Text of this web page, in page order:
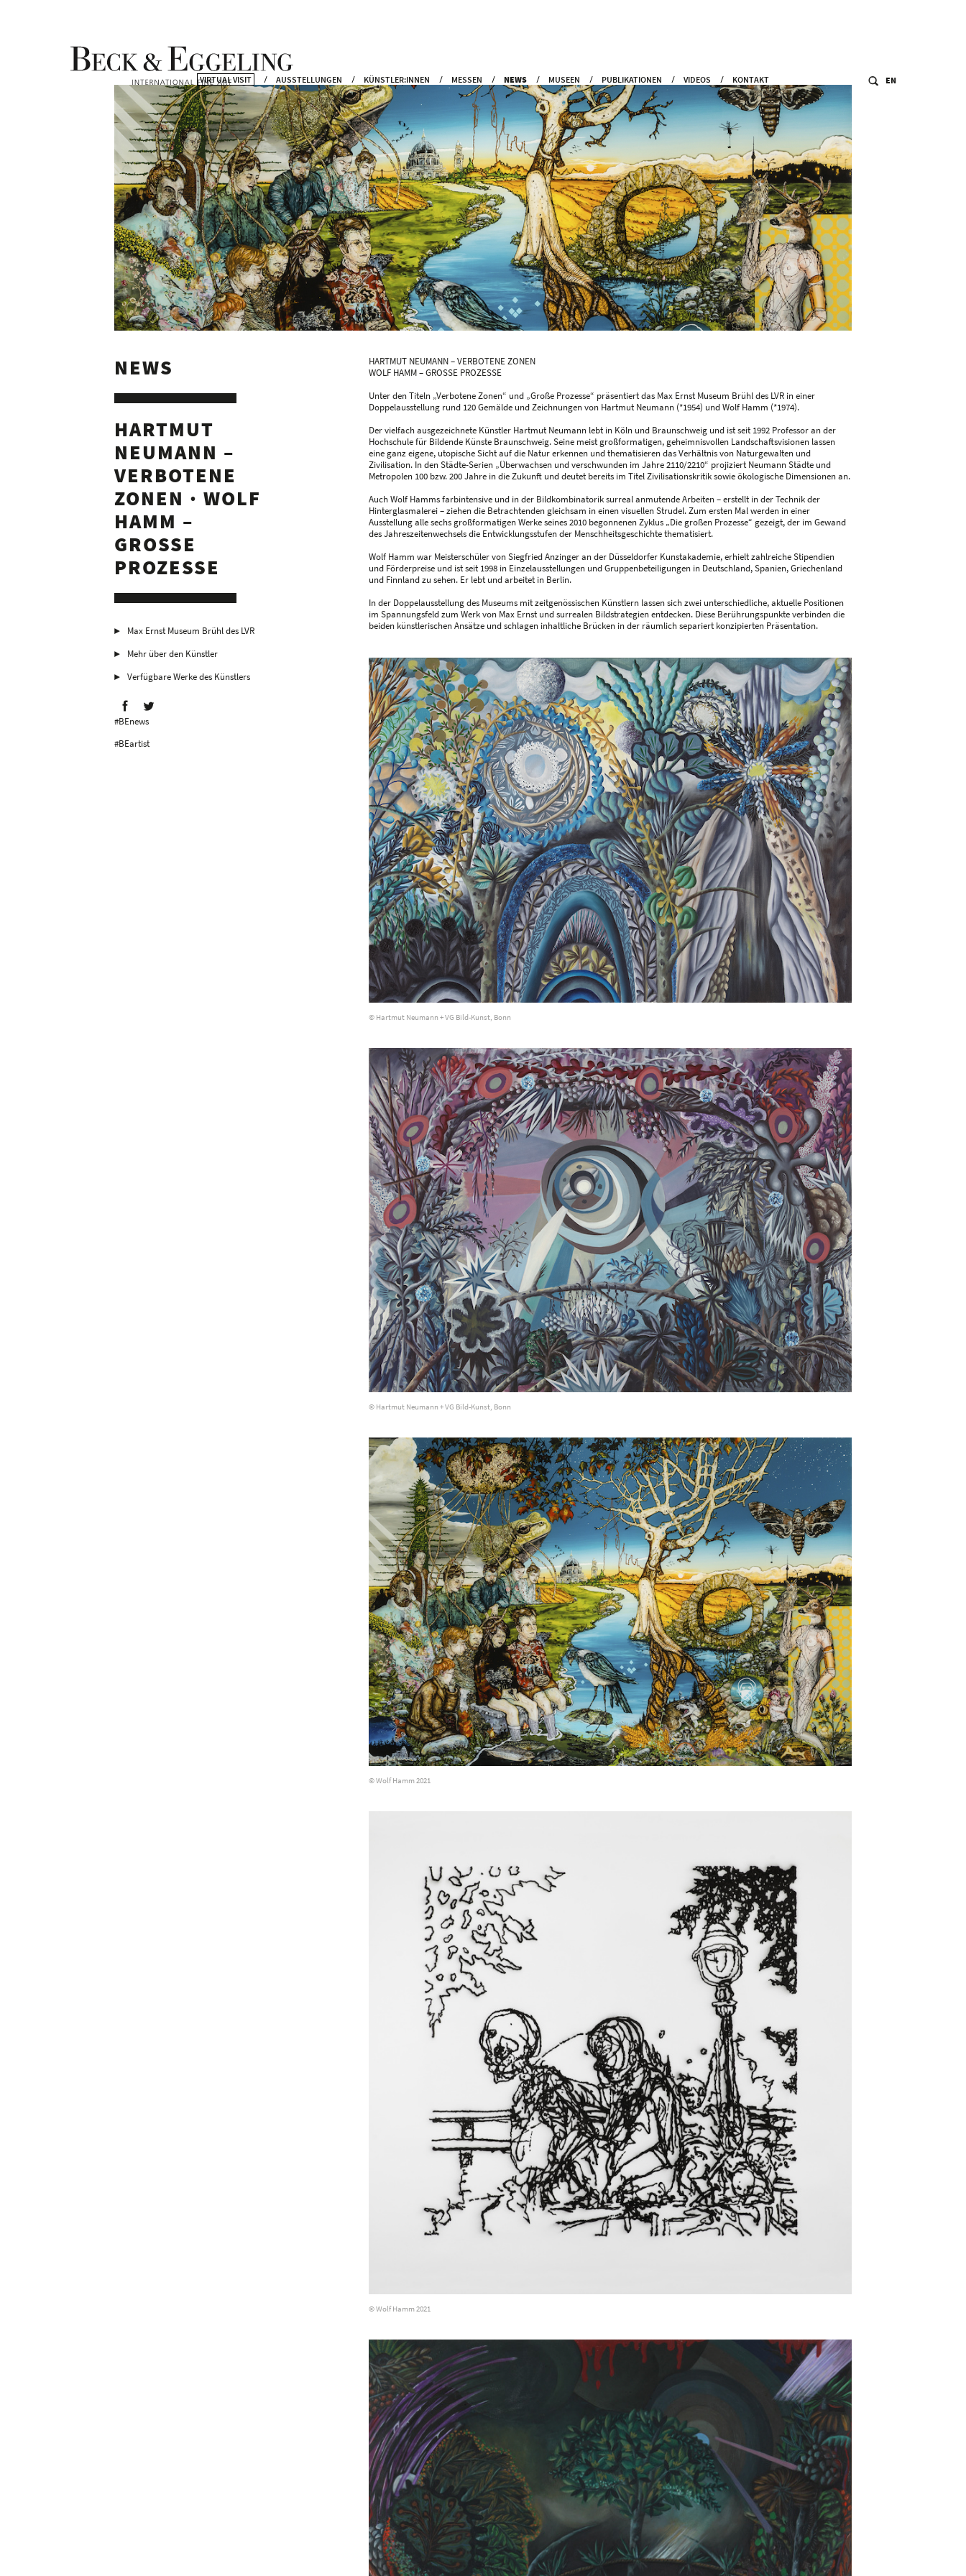
VIRTUAL VISIT AUSSTELLUNGEN KÜNSTLER:INNEN MESSEN NEWS MUSEEN PUBLIKATIONEN VIDEOS KONTAKT EN
NEWS
HARTMUT
NEUMANN –
VERBOTENE
ZONEN · WOLF
HAMM –
GROSSE P
ROZESSE
Max Ernst Museum Brühl des LVR
Mehr über den Künstler
Verfügbare Werke des Künstlers
#BEnews
#BEartist
HARTMUT NEUMANN – VERBOTENE ZONEN
WOLF HAMM – GROSSE PROZESSE
Unter den Titeln „Verbotene Zonen“ und „Große Prozesse“ präsentiert das Max Ernst Museum Brühl des LVR in einer
Doppelausstellung rund 120 Gemälde und Zeichnungen von Hartmut Neumann (*1954) und Wolf Hamm (*1974).
Der vielfach ausgezeichnete Künstler Hartmut Neumann lebt in Köln und Braunschweig und ist seit 1992 Professor an der
Hochschule für Bildende Künste Braunschweig. Seine meist großformatigen, geheimnisvollen Landschaftsvisionen lassen
eine ganz eigene, utopische Sicht auf die Natur erkennen und thematisieren das Verhältnis von Naturgewalten und
Zivilisation. In den Städte-Serien „Überwachsen und verschwunden im Jahre 2110/2210“ projiziert Neumann Städte und
Metropolen 100 bzw. 200 Jahre in die Zukunft und deutet bereits im Titel Zivilisationskritik sowie ökologische Dimensionen an.
Auch Wolf Hamms farbintensive und in der Bildkombinatorik surreal anmutende Arbeiten – erstellt in der Technik der
Hinterglasmalerei – ziehen die Betrachtenden gleichsam in einen visuellen Strudel. Zum ersten Mal werden in einer
Ausstellung alle sechs großformatigen Werke seines 2010 begonnenen Zyklus „Die großen Prozesse“ gezeigt, der im Gewand
des Jahreszeitenwechsels die Entwicklungsstufen der Menschheitsgeschichte thematisiert.
Wolf Hamm war Meisterschüler von Siegfried Anzinger an der Düsseldorfer Kunstakademie, erhielt zahlreiche Stipendien
und Förderpreise und ist seit 1998 in Einzelausstellungen und Gruppenbeteiligungen in Deutschland, Spanien, Griechenland
und Finnland zu sehen. Er lebt und arbeitet in Berlin.
In der Doppelausstellung des Museums mit zeitgenössischen Künstlern lassen sich zwei unterschiedliche, aktuelle Positionen
im Spannungsfeld zum Werk von Max Ernst und surrealen Bildstrategien entdecken. Diese Berührungspunkte verbinden die
beiden künstlerischen Ansätze und schlagen inhaltliche Brücken in der räumlich separiert konzipierten Präsentation.
© Hartmut Neumann + VG Bild-Kunst, Bonn
© Hartmut Neumann + VG Bild-Kunst, Bonn
© Wolf Hamm 2021
© Wolf Hamm 2021